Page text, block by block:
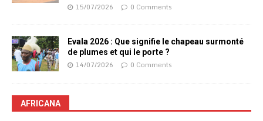
15/07/2026 0 Comments
Evala 2026 : Que signifie le chapeau surmonté
de plumes et qui le porte ?
14/07/2026 0 Comments
AFRICANA